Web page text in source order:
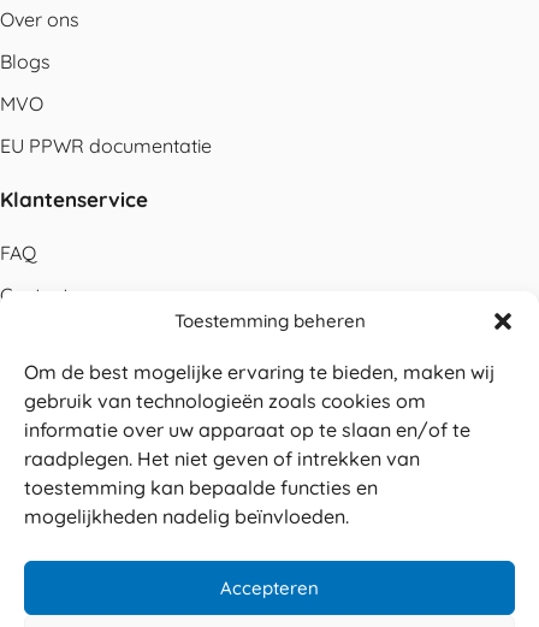
Toestemming beheren
Om de best mogelijke ervaring te bieden, maken wij
gebruik van technologieën zoals cookies om
informatie over uw apparaat op te slaan en/of te
raadplegen. Het niet geven of intrekken van
toestemming kan bepaalde functies en
mogelijkheden nadelig beïnvloeden.
Accepteren
Over ons
Blogs
MVO
EU PPWR documentatie
Klantenservice
FAQ
Contact
Betalen
Levering
Retouren
Service en garantie